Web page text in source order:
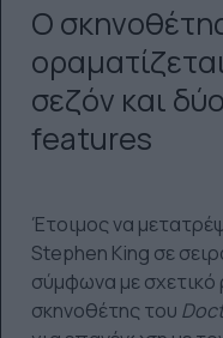
Ο
σεζόν και
features
Έτοιμος να
Stephen King σε
σύμφωνα με
σκηνοθέτης του